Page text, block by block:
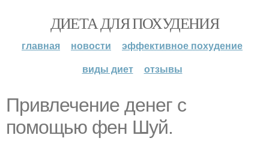
ДИЕТА ДЛЯ ПОХУДЕНИЯ
главная новости
эффективное похудение
виды диет
отзывы
Привлечение денег с
помощью фен Шуй.